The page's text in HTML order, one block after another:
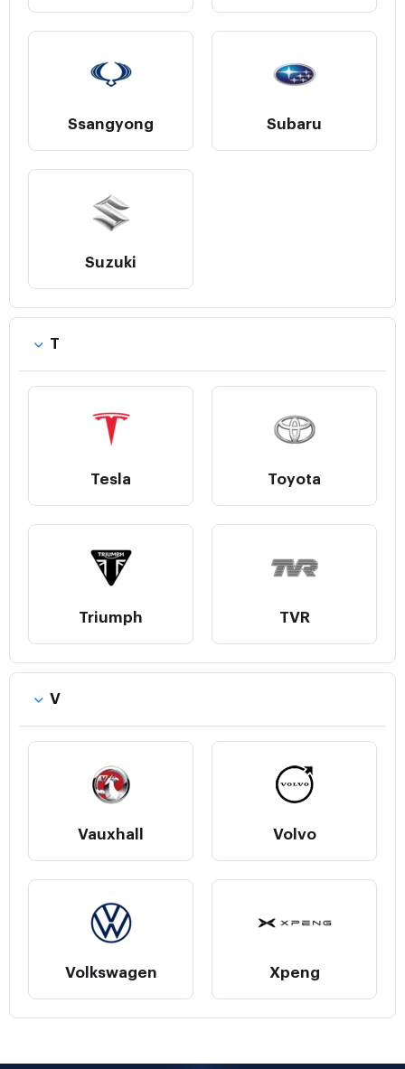
Ssangyong Subaru
Suzuki
T
Tesla Toyota
Triumph TVR
V
Vauxhall Volvo
Volkswagen Xpeng